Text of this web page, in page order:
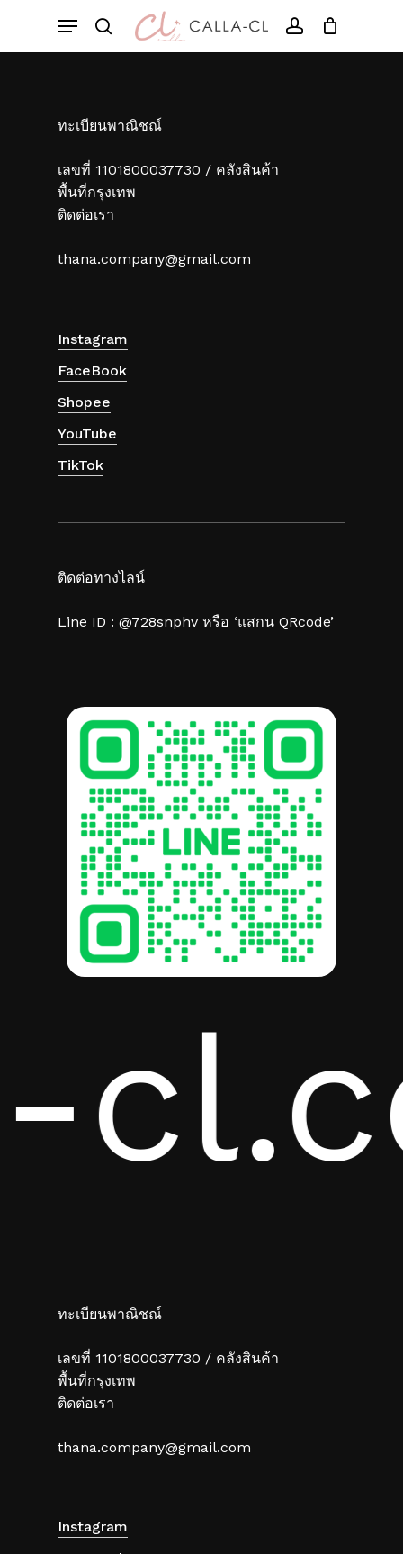
main
search account
Menu
Cart Cart
ไม่มีสินค้าในตะกร้า
ทะเบียนพาณิชณ์
เลขที่ 1101800037730 / คลังสินค้า
พื้นที่กรุงเทพ
ติดต่อเรา
thana.company@gmail.com
Instagram
FaceBook
Shopee
YouTube
TikTok
ติดต่อทางไลน์
Line ID : @728snphv หรือ ‘แสกน QRcode’
ทะเบียนพาณิชณ์
เลขที่ 1101800037730 / คลังสินค้า
พื้นที่กรุงเทพ
ติดต่อเรา
thana.company@gmail.com
Instagram